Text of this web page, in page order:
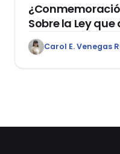
Sobre la Ley
como el “Mes
Carol E. Venegas